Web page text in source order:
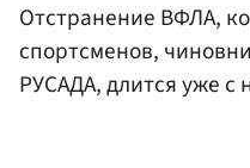
Отстранение ВФЛА,
спортсменов,
РУСАДА, длится уже с